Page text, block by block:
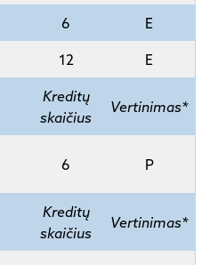
6 E
12 E
Kreditų
skaičius
Vertinimas*
6 P
Kreditų
skaičius
Vertinimas*